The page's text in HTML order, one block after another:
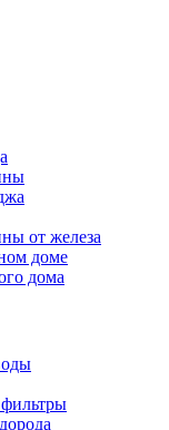
от железа
доме
дома